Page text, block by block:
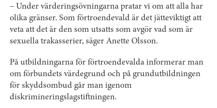
– Under värderingsövningarna pratar vi om att alla har
olika gränser. Som förtroendevald är det jätteviktigt att
veta att det är den som utsatts som avgör vad som är
sexuella trakasserier, säger Anette Olsson.
På utbildningarna för förtroendevalda informerar man
om förbundets värdegrund och på grund­utbildningen
för skyddsombud går man igenom
diskrimineringslagstiftningen.